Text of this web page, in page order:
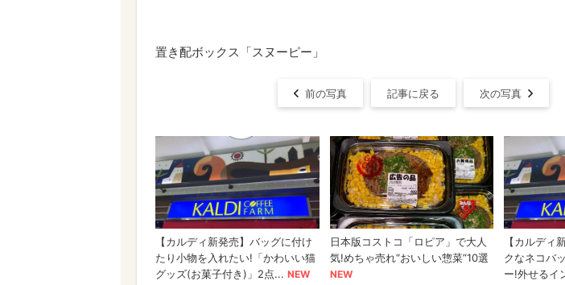
置き配ボックス「スヌーピー」
前の写真 記事に戻る 次の写真